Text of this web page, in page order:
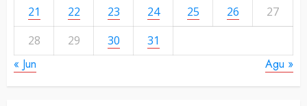
21
22 23 24 25 26
27
28
29 30 31
« Jun Agu »